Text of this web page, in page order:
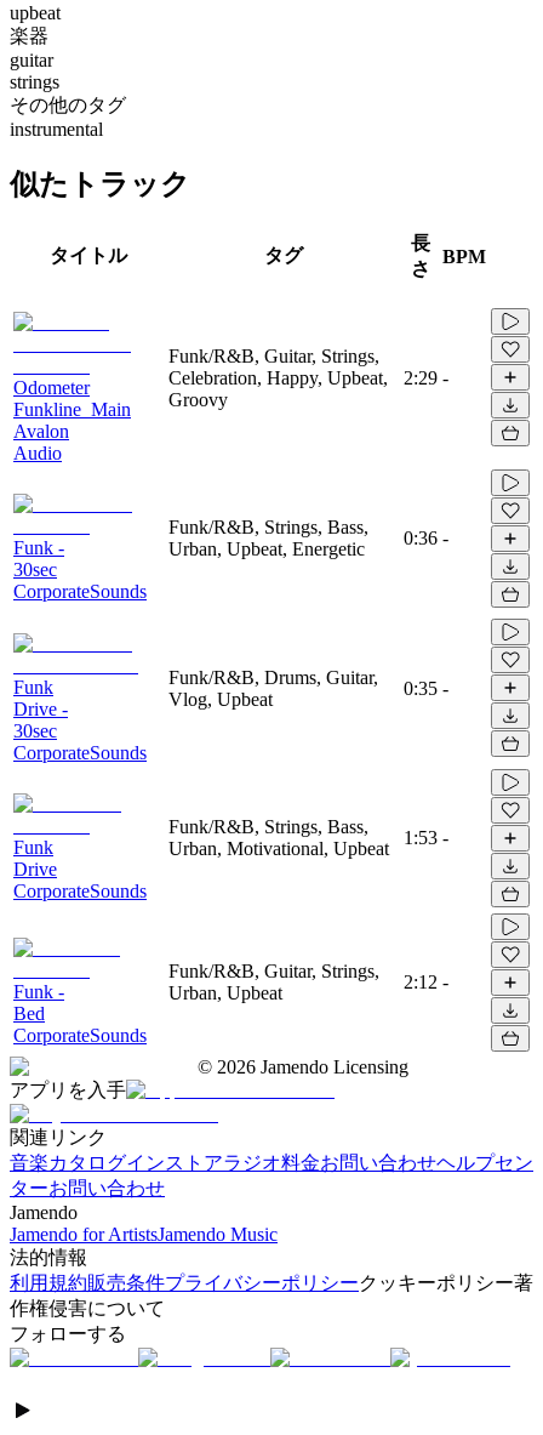
upbeat
楽器
guitar
strings
その他のタグ
instrumental
似たトラック
タイトル タグ
長
さ
BPM
Odometer
Funkline_Main
Avalon
Audio
Funk/R&B, Guitar, Strings,
Celebration, Happy, Upbeat,
Groovy
2:29 -
Funk -
30sec
CorporateSounds
Funk/R&B, Strings, Bass,
Urban, Upbeat, Energetic
0:36 -
Funk
Drive -
30sec
CorporateSounds
Funk/R&B, Drums, Guitar,
Vlog, Upbeat
0:35 -
Funk
Drive
CorporateSounds
Funk/R&B, Strings, Bass,
Urban, Motivational, Upbeat
1:53 -
Funk -
Bed
CorporateSounds
Funk/R&B, Guitar, Strings,
Urban, Upbeat
2:12 -
© 2026 Jamendo Licensing
アプリを入手
関連リンク
音楽カタログインストアラジオ料金お問い合わせヘルプセン
ターお問い合わせ
Jamendo
Jamendo for ArtistsJamendo Music
法的情報
利用規約販売条件プライバシーポリシークッキーポリシー著
作権侵害について
フォローする